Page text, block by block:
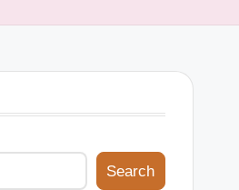
Search